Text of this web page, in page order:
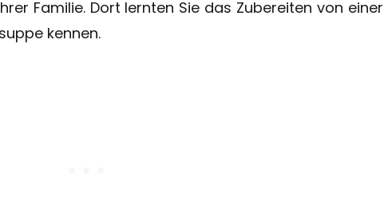
Familie. Dort lernten Sie das Zubereiten von einer
kennen.